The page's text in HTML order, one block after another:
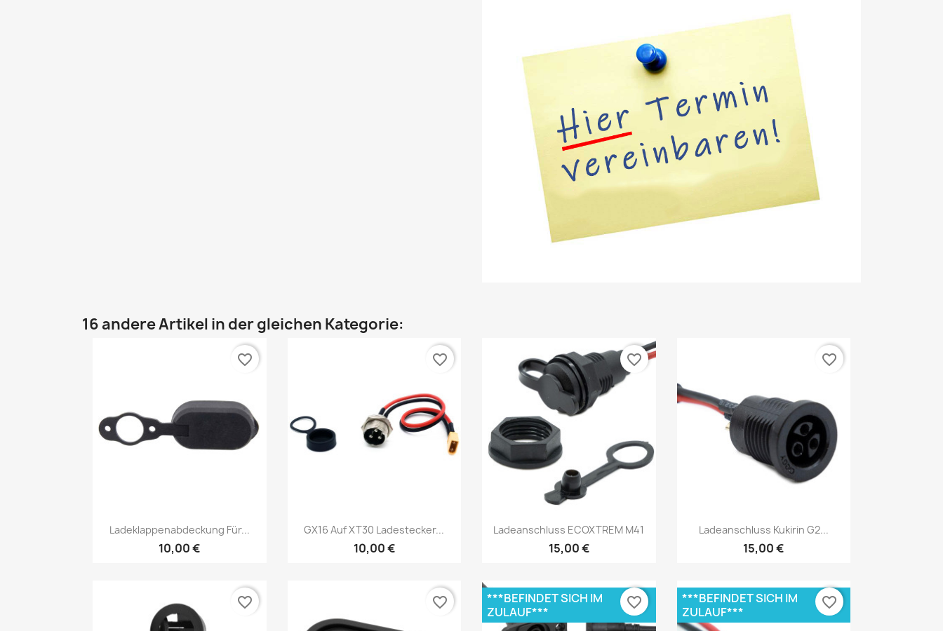
16 andere Artikel in der gleichen Kategorie:
Vorschau
Ladeklappenabdeckung Für...
10,00 €
favorite_border
Vorschau
GX16 Auf XT30 Ladestecker...
10,00 €
favorite_border
Vorschau
Ladeanschluss ECOXTREM M41
15,00 €
favorite_border
Vorschau
Ladeanschluss Kukirin G2...
15,00 €
favorite_border
favorite_border favorite_border
***BEFINDET SICH IM
ZULAUF***
favorite_border
***BEFINDET SICH IM
ZULAUF***
favorite_border